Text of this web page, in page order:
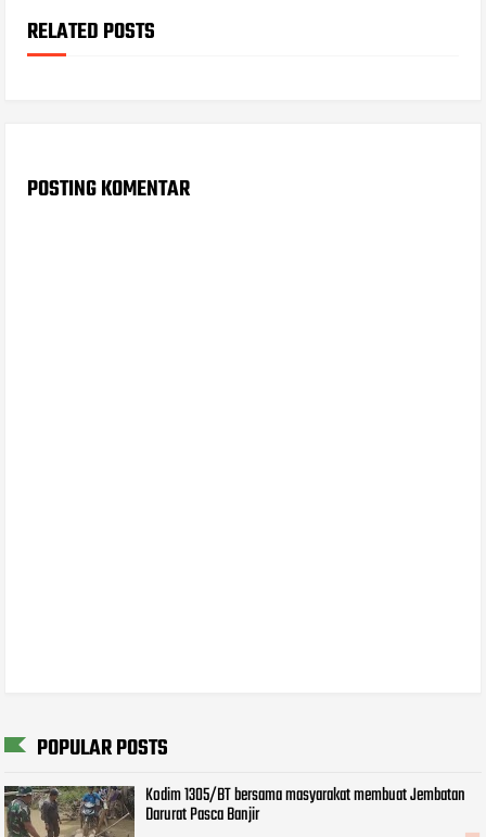
RELATED POSTS
POSTING KOMENTAR
POPULAR POSTS
Kodim 1305/BT bersama masyarakat membuat Jembatan
Darurat Pasca Banjir